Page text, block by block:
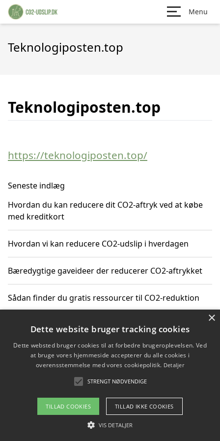
Menu
Teknologiposten.top
Teknologiposten.top
https://teknologiposten.top/
Seneste indlæg
Hvordan du kan reducere dit CO2-aftryk ved at købe
med kreditkort
Hvordan vi kan reducere CO2-udslip i hverdagen
Bæredygtige gaveideer der reducerer CO2-aftrykket
Sådan finder du gratis ressourcer til CO2-reduktion
Hvordan gadgets til hjemmet kan reducere CO2-udslip
Copyright 2026 - Pilanto Aps
Om / kontakt
Blog Betingelser
×
Dette website bruger tracking cookies
Dette websted bruger cookies til at forbedre brugeroplevelsen. Ved
at bruge vores hjemmeside accepterer du alle cookies i
overensstemmelse med vores cookiepolitik. Detaljer
STRENGT NØDVENDIGE
TILLAD COOKIES TILLAD IKKE COOKIES
VIS DETALJER